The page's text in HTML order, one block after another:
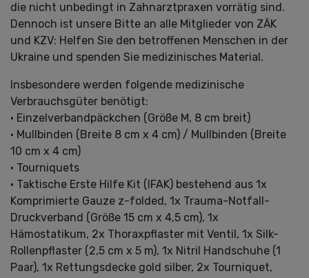
die nicht unbedingt in Zahnarztpraxen vorrätig sind.
Dennoch ist unsere Bitte an alle Mitglieder von ZÄK
und KZV: Helfen Sie den betroffenen Menschen in der
Ukraine und spenden Sie medizinisches Material.
Insbesondere werden folgende medizinische
Verbrauchsgüter benötigt:
• Einzelverbandpäckchen (Größe M, 8 cm breit)
• Mullbinden (Breite 8 cm x 4 cm) / Mullbinden (Breite
10 cm x 4 cm)
• Tourniquets
• Taktische Erste Hilfe Kit (IFAK) bestehend aus 1x
Komprimierte Gauze z-folded, 1x Trauma-Notfall-
Druckverband (Größe 15 cm x 4,5 cm), 1x
Hämostatikum, 2x Thoraxpflaster mit Ventil, 1x Silk-
Rollenpflaster (2,5 cm x 5 m), 1x Nitril Handschuhe (1
Paar), 1x Rettungsdecke gold silber, 2x Tourniquet,